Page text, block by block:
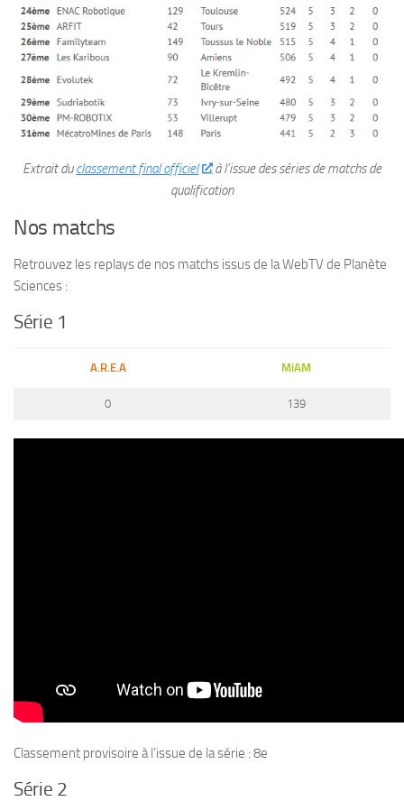
Extrait duclassement final officiel
à l’issue des séries de matchs de
qualification
Nos matchs
Retrouvez les replays de nos matchs issus de la WebTV de Planète
Sciences :
Série 1
A.R.E.A MiAM
0 139
Classement provisoire à l’issue de la série : 8e
Série 2